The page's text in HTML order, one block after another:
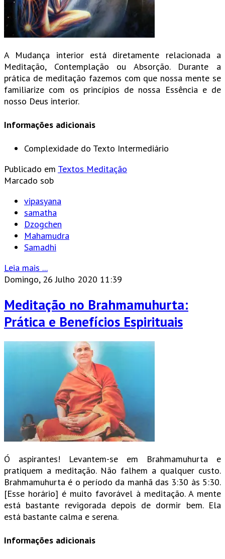
A Mudança interior está diretamente relacionada a
Meditação, Contemplação ou Absorção. Durante a
prática de meditação fazemos com que nossa mente se
familiarize com os princípios de nossa Essência e de
nosso Deus interior.
Informações adicionais
Complexidade do Texto Intermediário
Publicado em Textos Meditação
Marcado sob
vipasyana
samatha
Dzogchen
Mahamudra
Samadhi
Leia mais ...
Domingo, 26 Julho 2020 11:39
Meditação no Brahmamuhurta:
Prática e Benefícios Espirituais
Ó aspirantes! Levantem-se em Brahmamuhurta e
pratiquem a meditação. Não falhem a qualquer custo.
Brahmamuhurta é o período da manhã das 3:30 às 5:30.
[Esse horário] é muito favorável à meditação. A mente
está bastante revigorada depois de dormir bem. Ela
está bastante calma e serena.
Informações adicionais